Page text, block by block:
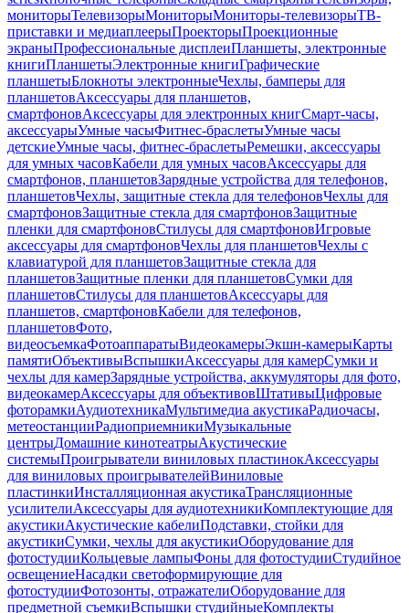
мониторыТелевизорыМониторыМониторы-телевизорыТВ-
приставки и медиаплеерыПроекторыПроекционные
экраныПрофессиональные дисплеиПланшеты, электронные
книгиПланшетыЭлектронные книгиГрафические
планшетыБлокноты электронныеЧехлы, бамперы для
планшетовАксессуары для планшетов,
смартфоновАксессуары для электронных книгСмарт-часы,
аксессуарыУмные часыФитнес-браслетыУмные часы
детскиеУмные часы, фитнес-браслетыРемешки, аксессуары
для умных часовКабели для умных часовАксессуары для
смартфонов, планшетовЗарядные устройства для телефонов,
планшетовЧехлы, защитные стекла для телефоновЧехлы для
смартфоновЗащитные стекла для смартфоновЗащитные
пленки для смартфоновСтилусы для смартфоновИгровые
аксессуары для смартфоновЧехлы для планшетовЧехлы с
клавиатурой для планшетовЗащитные стекла для
планшетовЗащитные пленки для планшетовСумки для
планшетовСтилусы для планшетовАксессуары для
планшетов, смартфоновКабели для телефонов,
планшетовФото,
видеосъемкаФотоаппаратыВидеокамерыЭкшн-камерыКарты
памятиОбъективыВспышкиАксессуары для камерСумки и
чехлы для камерЗарядные устройства, аккумуляторы для фото,
видеокамерАксессуары для объективовШтативыЦифровые
фоторамкиАудиотехникаМультимедиа акустикаРадиочасы,
метеостанцииРадиоприемникиМузыкальные
центрыДомашние кинотеатрыАкустические
системыПроигрыватели виниловых пластинокАксессуары
для виниловых проигрывателейВиниловые
пластинкиИнсталляционная акустикаТрансляционные
усилителиАксессуары для аудиотехникиКомплектующие для
акустикиАкустические кабелиПодставки, стойки для
акустикиСумки, чехлы для акустикиОборудование для
фотостудииКольцевые лампыФоны для фотостудииСтудийное
освещениеНасадки светоформирующие для
фотостудииФотозонты, отражателиОборудование для
предметной съемкиВспышки студийныеКомплекты